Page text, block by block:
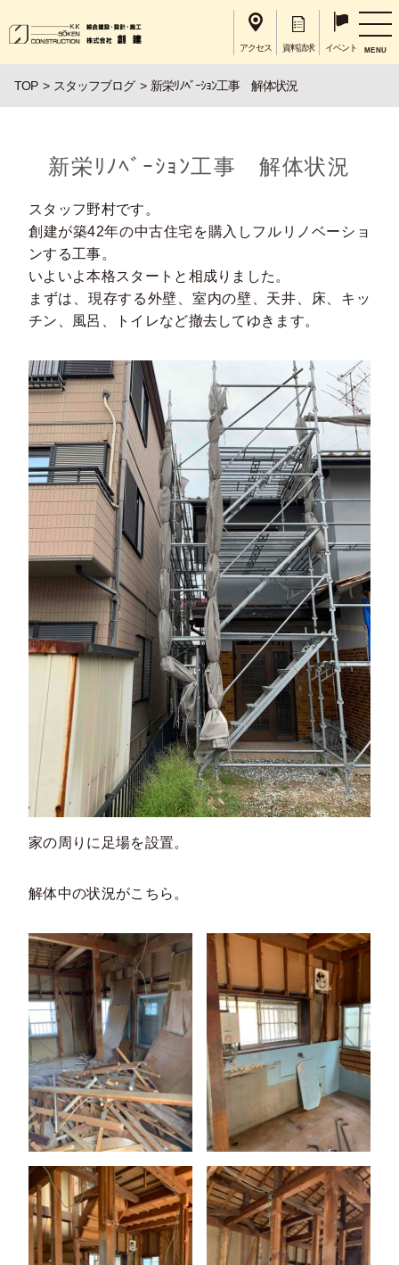
アクセス 資料請求 イベント MENU
TOP スタッフブログ 新栄ﾘﾉﾍﾞｰｼｮﾝ工事 解体状況
新栄ﾘﾉﾍﾞｰｼｮﾝ工事 解体状況
スタッフ野村です。
創建が築42年の中古住宅を購入しフルリノベーショ
ンする工事。
いよいよ本格スタートと相成りました。
まずは、現存する外壁、室内の壁、天井、床、キッ
チン、風呂、トイレなど撤去してゆきます。
家の周りに足場を設置。
解体中の状況がこちら。